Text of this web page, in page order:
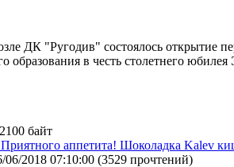
ДК "Ругодив" состоялось открытие
образования в честь столетнего
байт
аппетита! Шоколадка Kalev
06/2018 07:10:00 (3529 прочтений)